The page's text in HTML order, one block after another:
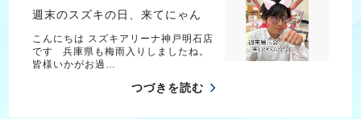
週末のスズキの日、来てにゃん
こんにちは スズキアリーナ神戸明石店
です 兵庫県も梅雨入りしましたね。
皆様いかがお過…
つづきを読む